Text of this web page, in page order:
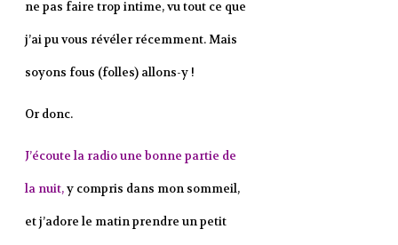
ne pas faire trop intime, vu tout ce que
j’ai pu vous révéler récemment. Mais
soyons fous (folles) allons-y !
Or donc.
J’écoute la radio une bonne partie de
la nuit,y compris dans mon sommeil,
et j’adore le matin prendre un petit